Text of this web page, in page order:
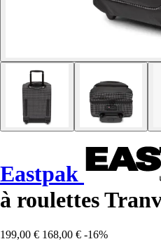
Eastpak
à roulettes
199,00 € 168,00 € -16%